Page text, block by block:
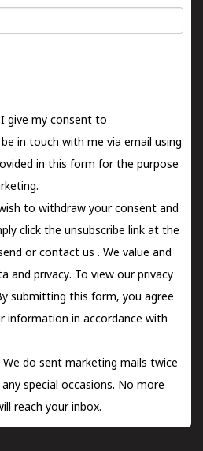
give my consent to
in touch with me via email using
in this form for the purpose
to withdraw your consent and
click the unsubscribe link at the
orcontact us . We value and
and privacy. To view our privacy
submitting this form, you agree
information in accordance with
We do sent marketing mails twice
special occasions. No more
reach your inbox.